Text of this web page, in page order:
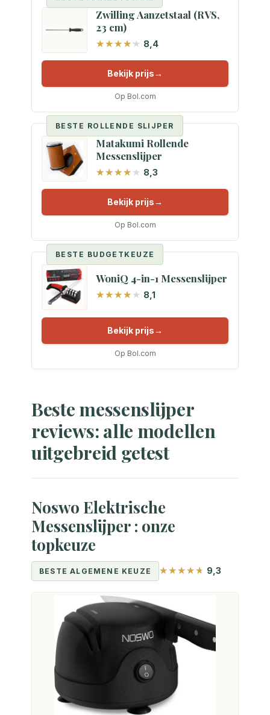
Zwilling Aanzetstaal (RVS,
23 cm)
8,4
Bekijk prijs
Op Bol.com
BESTE ROLLENDE SLIJPER
Matakumi Rollende
Messenslijper
8,3
Bekijk prijs
Op Bol.com
BESTE BUDGETKEUZE
WoniQ 4-in-1 Messenslijper
8,1
Bekijk prijs
Op Bol.com
Beste messenslijper
reviews: alle modellen
uitgebreid getest
Noswo Elektrische
Messenslijper : onze
topkeuze
BESTE ALGEMENE KEUZE 9,3